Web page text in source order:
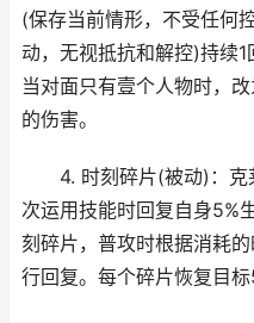
(保存当前情形，不受任何
动，无视抵抗和解控)持续1
当对面只有壹个人物时，
的伤害。
4. 时刻碎片(被动)：克
次运用技能时回复自身5%
刻碎片，普攻时根据消耗
行回复。每个碎片恢复目